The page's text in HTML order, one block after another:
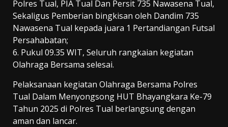
Polres Tual, PIA Tual Dan Persit 735 Nawasena Tual,
Sekaligus Pemberian bingkisan oleh Dandim 735
Nawasena Tual kepada juara 1 Pertandiangan Futsal
Persahabatan;
6. Pukul 09.35 WIT, Seluruh rangkaian kegiatan
Olahraga Bersama selesai.
Pelaksanaan kegiatan Olahraga Bersama Polres
Tual Dalam Menyongsong HUT Bhayangkara Ke-79
Tahun 2025 di Polres Tual berlangsung dengan
aman dan lancar.